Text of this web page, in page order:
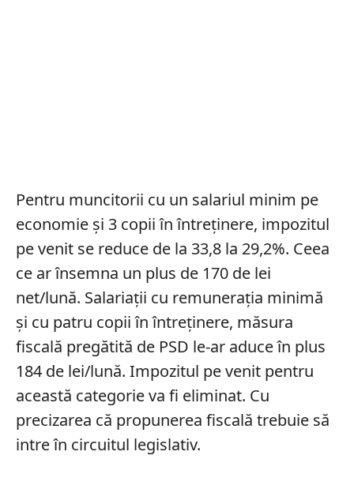
Pentru muncitorii cu un salariul minim pe
economie și 3 copii în întreținere, impozitul
pe venit se reduce de la 33,8 la 29,2%. Ceea
ce ar însemna un plus de 170 de lei
net/lună. Salariații cu remunerația minimă
și cu patru copii în întreținere, măsura
fiscală pregătită de PSD le-ar aduce în plus
184 de lei/lună. Impozitul pe venit pentru
această categorie va fi eliminat. Cu
precizarea că propunerea fiscală trebuie să
intre în circuitul legislativ.